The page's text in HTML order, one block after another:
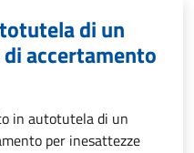
di un
accertamento
in autotutela di un
per inesattezze